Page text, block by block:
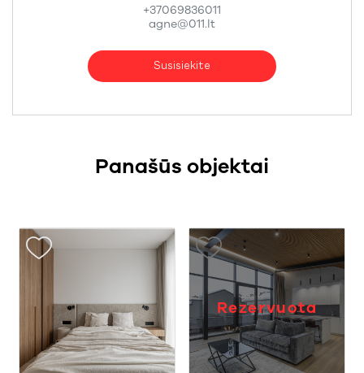
+37069836011
agne@011.lt
Susisiekite
Panašūs objektai
Rezervuota